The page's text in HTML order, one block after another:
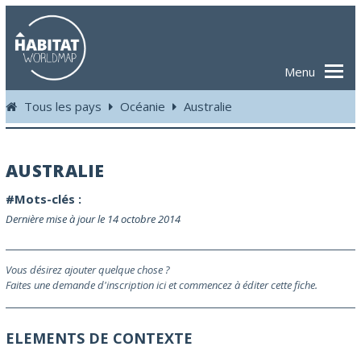
Menu
Tous les pays Océanie Australie
AUSTRALIE
#Mots-clés :
Dernière mise à jour le 14 octobre 2014
Vous désirez ajouter quelque chose ?
Faites une demande d'inscription ici et commencez à éditer cette fiche.
ELEMENTS DE CONTEXTE